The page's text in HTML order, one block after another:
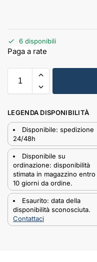
6 disponibili
LEGENDA DISPONIBILITÀ
Disponibile: spedizione
24/48h
Disponibile su
ordinazione: disponibilità
stimata in magazzino entro
10 giorni da ordine.
Esaurito: data della
disponibilità sconosciuta.
Contattaci